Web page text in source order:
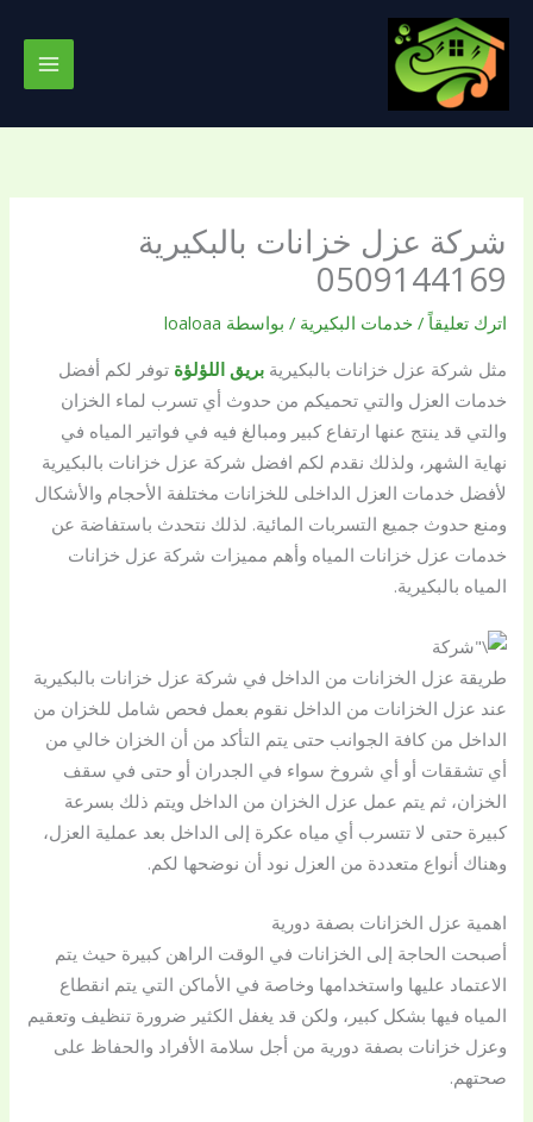
تخطي
المحتوى
شركة عزل خزانات بالبكيرية
0509144169
اترك تعليقاً / خدمات البكيرية / بواسطة loaloaa
مثل شركة عزل خزانات بالبكيريةبريق اللؤلؤة توفر لكم أفضل
خدمات العزل والتي تحميكم من حدوث أي تسرب لماء الخزان
والتي قد ينتج عنها ارتفاع كبير ومبالغ فيه في فواتير المياه في
نهاية الشهر، ولذلك نقدم لكم افضل شركة عزل خزانات بالبكيرية
لأفضل خدمات العزل الداخلى للخزانات مختلفة الأحجام والأشكال
ومنع حدوث جميع التسربات المائية. لذلك نتحدث باستفاضة عن
خدمات عزل خزانات المياه وأهم مميزات شركة عزل خزانات
المياه بالبكيرية.
طريقة عزل الخزانات من الداخل في شركة عزل خزانات بالبكيرية
عند عزل الخزانات من الداخل نقوم بعمل فحص شامل للخزان من
الداخل من كافة الجوانب حتى يتم التأكد من أن الخزان خالي من
أي تشققات أو أي شروخ سواء في الجدران أو حتى في سقف
الخزان، ثم يتم عمل عزل الخزان من الداخل ويتم ذلك بسرعة
كبيرة حتى لا تتسرب أي مياه عكرة إلى الداخل بعد عملية العزل،
وهناك أنواع متعددة من العزل نود أن نوضحها لكم.
اهمية عزل الخزانات بصفة دورية
أصبحت الحاجة إلى الخزانات في الوقت الراهن كبيرة حيث يتم
الاعتماد عليها واستخدامها وخاصة في الأماكن التي يتم انقطاع
المياه فيها بشكل كبير، ولكن قد يغفل الكثير ضرورة تنظيف وتعقيم
وعزل خزانات بصفة دورية من أجل سلامة الأفراد والحفاظ على
صحتهم.